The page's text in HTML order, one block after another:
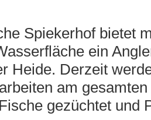
Spiekerhof bietet
ein
Heide. Derzeit
am
gezüchtet und